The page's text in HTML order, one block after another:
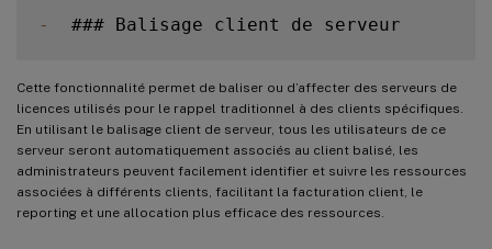
-
Cette fonctionnalité permet de baliser ou d’affecter des serveurs de
licences utilisés pour le rappel traditionnel à des clients spécifiques.
En utilisant le balisage client de serveur, tous les utilisateurs de ce
serveur seront automatiquement associés au client balisé, les
administrateurs peuvent facilement identifier et suivre les ressources
associées à différents clients, facilitant la facturation client, le
reporting et une allocation plus efficace des ressources.